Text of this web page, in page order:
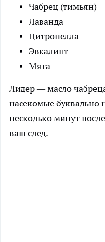
Чабрец (тимьян)
Лаванда
Цитронелла
Эвкалипт
Мята
Лидер — масло
насекомые буквально
несколько минут
ваш след.